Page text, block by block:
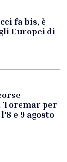
fa bis, è
Europei di
per
e 9 agosto